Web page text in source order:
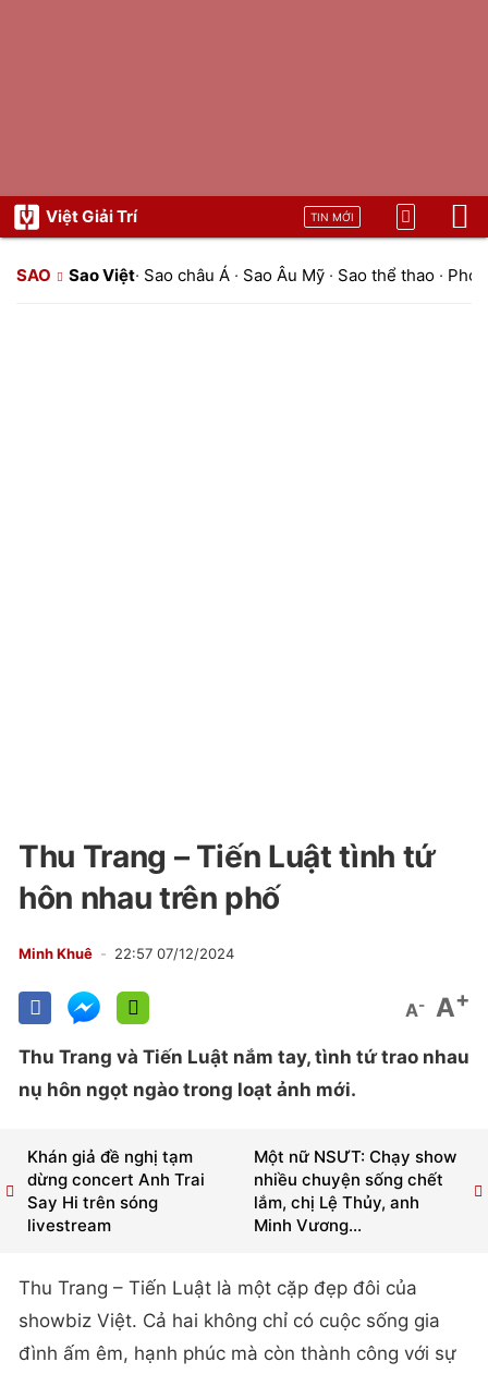
Việt Giải Trí TIN MỚI
SAO Sao Việt· Sao châu Á · Sao Âu Mỹ · Sao thể thao ·
Thu Trang – Tiến Luật tình tứ
hôn nhau trên phố
Minh Khuê 22:57 07/12/2024
A- A+
Thu Trang và Tiến Luật nắm tay, tình tứ trao nhau
nụ hôn ngọt ngào trong loạt ảnh mới.
Một nữ NSƯT: Chạy show
nhiều chuyện sống chết
lắm, chị Lệ Thủy, anh
Minh Vương...
Khán giả đề nghị tạm
dừng concert Anh Trai
Say Hi trên sóng
livestream
Thu Trang – Tiến Luật là một cặp đẹp đôi của
showbiz Việt. Cả hai không chỉ có cuộc sống gia
đình ấm êm, hạnh phúc mà còn thành công với sự